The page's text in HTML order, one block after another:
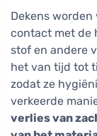
Dekens
contact met de
stof en andere
het van tijd tot
zodat ze
verkeerde
verlies van